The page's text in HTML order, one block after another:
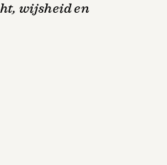
wijsheid en